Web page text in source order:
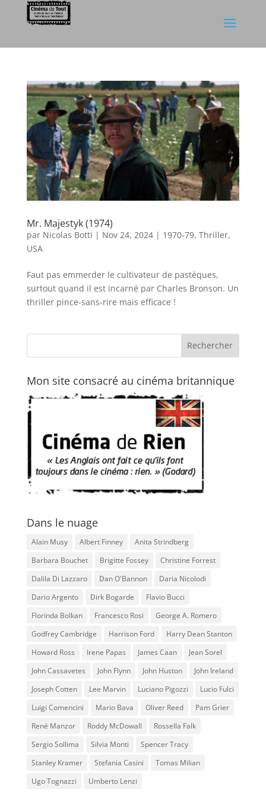
Mr. Majestyk (1974)
par Nicolas Botti | Nov 24, 2024| 1970-79, Thriller,
USA
Faut pas emmerder le cultivateur de pastèques,
surtout quand il est incarné par Charles Bronson. Un
thriller pince-sans-rire mais efficace !
Mon site consacré au cinéma britannique
Dans le nuage
Alain Musy Albert Finney
Anita Strindberg
Barbara Bouchet
Brigitte Fossey
Christine Forrest
Dalila Di Lazzaro
Dan O'Bannon
Daria Nicolodi
Dario Argento
Dirk Bogarde
Flavio Bucci
Florinda Bolkan
Francesco Rosi
George A. Romero
Godfrey Cambridge
Harrison Ford
Harry Dean Stanton
Howard Ross
Irene Papas James Caan
Jean Sorel
John Cassavetes
John Flynn John Huston
John Ireland
Joseph Cotten
Lee Marvin Luciano Pigozzi
Lucio Fulci
Luigi Comencini
Mario Bava Oliver Reed
Pam Grier
René Manzor
Roddy McDowall
Rossella Falk
Sergio Sollima
Silvia Monti
Spencer Tracy
Stanley Kramer
Stefania Casini
Tomas Milian
Ugo Tognazzi
Umberto Lenzi